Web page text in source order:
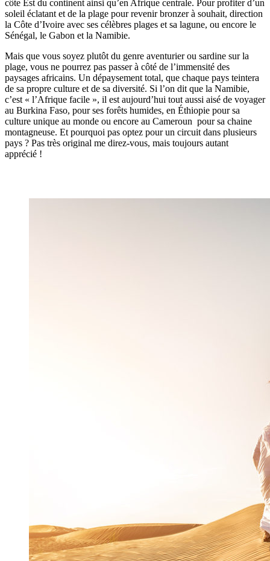
côte Est du continent ainsi qu’en Afrique centrale. Pour profiter d’un
soleil éclatant et de la plage pour revenir bronzer à souhait, direction
la Côte d’Ivoire avec ses célèbres plages et sa lagune, ou encore le
Sénégal, le Gabon et la Namibie.
Mais que vous soyez plutôt du genre aventurier ou sardine sur la
plage, vous ne pourrez pas passer à côté de l’immensité des
paysages africains. Un dépaysement total, que chaque pays teintera
de sa propre culture et de sa diversité. Si l’on dit que la Namibie,
c’est « l’Afrique facile », il est aujourd’hui tout aussi aisé de voyager
au Burkina Faso, pour ses forêts humides, en Éthiopie pour sa
culture unique au monde ou encore au Cameroun pour sa chaine
montagneuse. Et pourquoi pas optez pour un circuit dans plusieurs
pays ? Pas très original me direz-vous, mais toujours autant
apprécié !